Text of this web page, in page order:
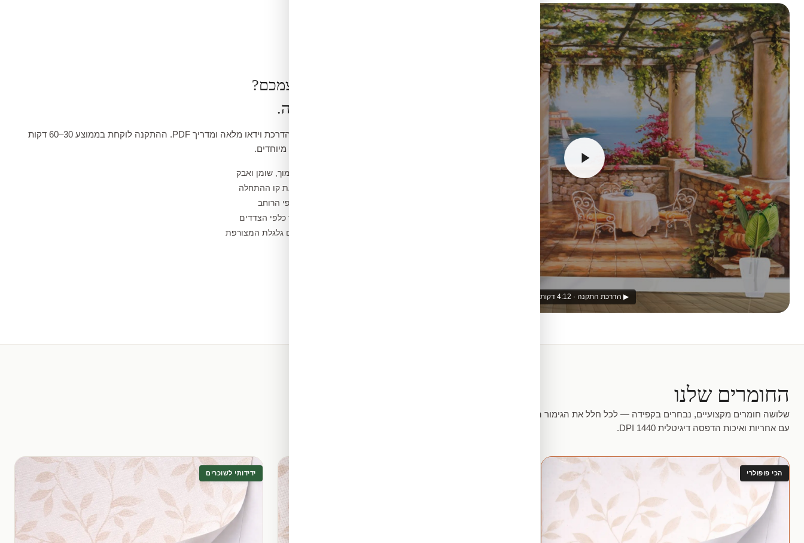
▶ הדרכת התקנה · 4:12 דקות
הרכבה בעצמכם?
קלה ופשוטה.
כל טפט מגיע עם הדרכת וידאו מלאה ומדריך PDF. ההתקנה לוקחת בממוצע 30–60 דקות
ואינה דורשת כלים מיוחדים.
נקו את הקיר ממוך, שומן ואבק
מדדו ומסמנו את קו ההתחלה
פיצלו לפסים לפי הרוחב
הדבקו מהמרכז כלפי הצדדים
הסירו בועות עם גלגלת המצורפת
החומרים שלנו
שלושה חומרים מקצועיים, נבחרים בקפידה — לכל חלל את הגימור המתאים. כל החומרים שלנו מגיעים
עם אחריות ואיכות הדפסה דיגיטלית 1440 DPI.
הכי פופולרי ידידותי לשוכרים